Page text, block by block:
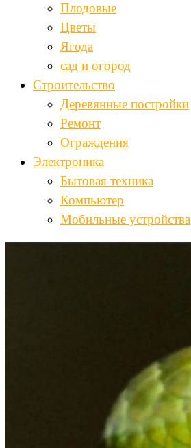
Плодовые
Цветы
Ягода
сад и огород
Строительство
Деревянные постройки
Ремонт
Ограждения
Электроника
Бытовая техника
Компьютер
Мобильные устройства